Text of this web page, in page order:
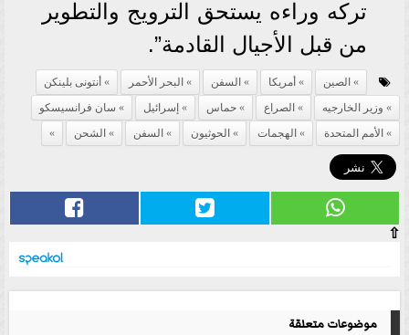
تركه وراءه يستحق الترويج والتطوير
من قبل الأجيال القادمة”.
الصين أمريكا السفن البحر الأحمر
أنتونى بلينكن
وزير الخارجيه
الصراع حماس إسرائيل
سان فرانسيسكو
الأمم المتحدة
الهجمات الحوثيون السفن الشحن
⇧
موضوعات متعلقة